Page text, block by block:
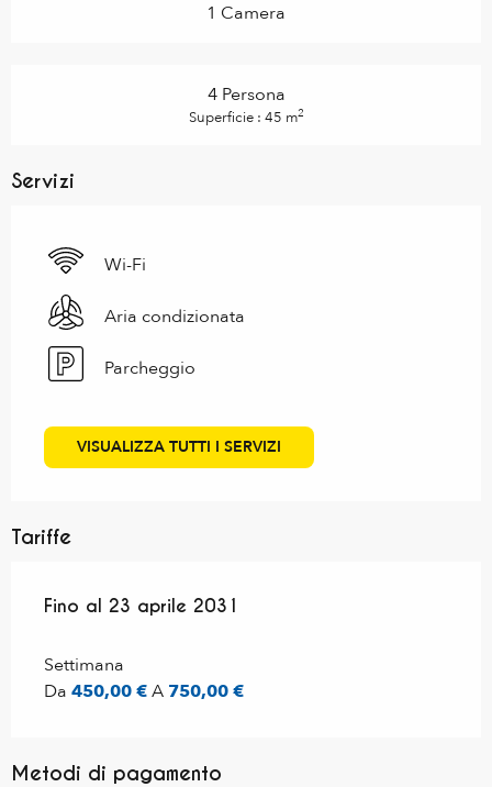
1 Camera
4 Persona
Superficie : 45 m2
Servizi
Wi-Fi
Aria condizionata
Parcheggio
VISUALIZZA TUTTI I SERVIZI
Tariffe
Dal1 gennaio 2019 al
Fino al 23 aprile 2031
Settimana
Da 450,00 €A 750,00 €
Metodi di pagamento